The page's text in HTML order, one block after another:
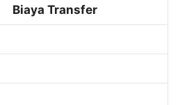
Biaya Transfer